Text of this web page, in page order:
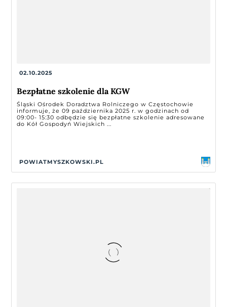
02.10.2025
Bezpłatne szkolenie dla KGW
Śląski Ośrodek Doradztwa Rolniczego w Częstochowie
informuje, że 09 października 2025 r. w godzinach od
09:00- 15:30 odbędzie się bezpłatne szkolenie adresowane
do Kół Gospodyń Wiejskich ...
POWIATMYSZKOWSKI.PL